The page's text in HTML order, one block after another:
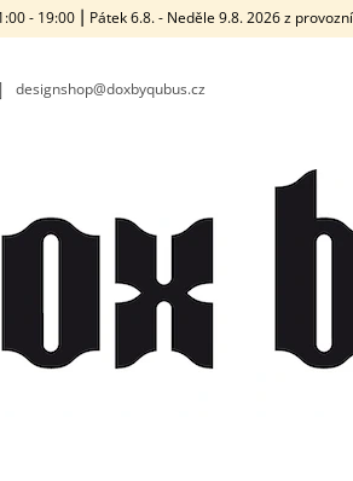
- 19:00 ⎮ Pátek 6.8. - Neděle 9.8. 2026 z
designshop@doxbyqubus.cz